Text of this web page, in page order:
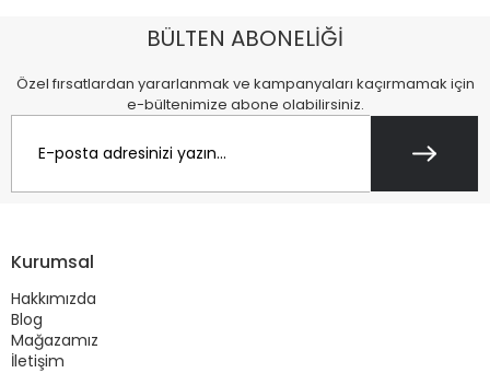
BÜLTEN ABONELİĞİ
Özel fırsatlardan yararlanmak ve kampanyaları kaçırmamak için
e-bültenimize abone olabilirsiniz.
Kurumsal
Hakkımızda
Blog
Mağazamız
İletişim